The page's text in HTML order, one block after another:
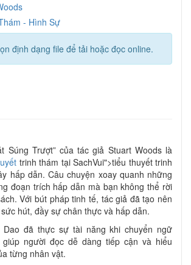
- Hình Sự
định dạng file để tải hoặc đọc online.
Súng Trượt” của tác giả Stuart Woods là
trinh thám tại SachVui">tiểu thuyết trinh
hấp dẫn. Câu chuyện xoay quanh những
đoạn trích hấp dẫn mà bạn không thể rời
Với bút pháp tinh tế, tác giả đã tạo nên
hút, đầy sự chân thực và hấp dẫn.
Dao đã thực sự tài năng khi chuyển ngữ
giúp người đọc dễ dàng tiếp cận và hiểu
từng nhân vật.